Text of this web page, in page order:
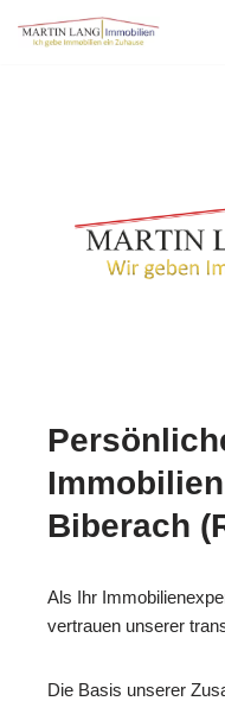
Biberach
Als Ihr
vertrauen unserer
Die Basis unserer